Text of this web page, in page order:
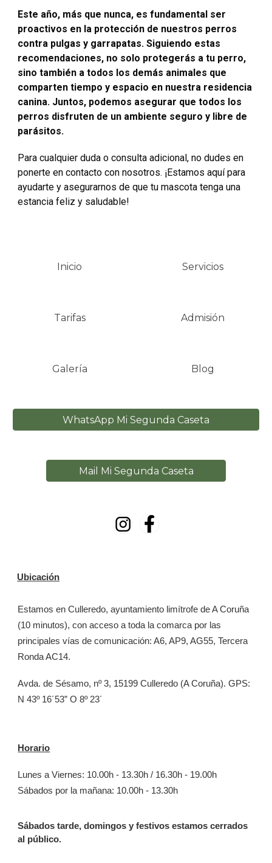
Este año, más que nunca, es fundamental ser
proactivos en la protección de nuestros perros
contra pulgas y garrapatas. Siguiendo estas
recomendaciones, no solo protegerás a tu perro,
sino también a todos los demás animales que
comparten tiempo y espacio en nuestra residencia
canina. Juntos, podemos asegurar que todos los
perros disfruten de un ambiente seguro y libre de
parásitos.
Para cualquier duda o consulta adicional, no dudes en
ponerte en contacto con nosotros. ¡Estamos aquí para
ayudarte y asegurarnos de que tu mascota tenga una
estancia feliz y saludable!
Inicio Servicios
Tarifas Admisión
Galería Blog
WhatsApp Mi Segunda Caseta
Mail Mi Segunda Caseta
Ubicación
Estamos en Culleredo, ayuntamiento limítrofe de A Coruña
(10 minutos), con acceso a toda la comarca por las
principales vías de comunicación: A6, AP9, AG55, Tercera
Ronda AC14.
Avda. de Sésamo, nº 3, 15199 Culleredo (A Coruña). GPS:
N 43º 16´53” O 8º 23´
Horario
Lunes a Viernes: 10.00h - 13.30h / 16.30h - 19.00h
Sábados por la mañana: 10.00h - 13.30h
Sábados tarde, domingos y festivos estamos cerrados
al público.